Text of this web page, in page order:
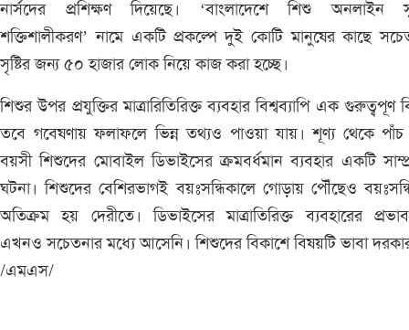
নার্সদের প্রশিক্ষণ দিয়েছে। ‘বাংলাদেশে শিশু অনলাইন
শক্তিশালীকরণ’ নামে একটি প্রকল্পে দুই কোটি মানুষের কাছে
সৃষ্টির জন্য ৫০ হাজার লোক নিয়ে কাজ করা হচ্ছে।
শিশুর উপর প্রযুক্তির মাত্রারিতিরিক্ত ব্যবহার বিশ্বব্যাপি এক গুরুত্বপূণ
তবে গবেষণায় ফলাফলে ভিন্ন তথ্যও পাওয়া যায়। শূণ্য থেকে
বয়সী শিশুদের মোবাইল ডিভাইসের ক্রমবর্ধমান ব্যবহার একটি
ঘটনা। শিশুদের বেশিরভাগই বয়ঃসন্ধিকালে গোড়ায় পৌঁছেও
অতিক্রম হয় দেরীতে। ডিভাইসের মাত্রাতিরিক্ত ব্যবহারের
এখনও সচেতনার মধ্যে আসেনি। শিশুদের বিকাশে বিষয়টি ভাবা
/এমএস/